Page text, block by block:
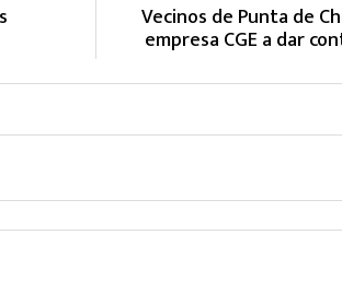
Vecinos de Punta de
empresa CGE a dar